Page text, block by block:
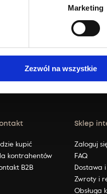
Marketing
Zezwól na wszystkie
kupić
kontrahentów
B2B
Sklep
Zaloguj
FAQ
Dostawa
Zwroty i
Obsługa